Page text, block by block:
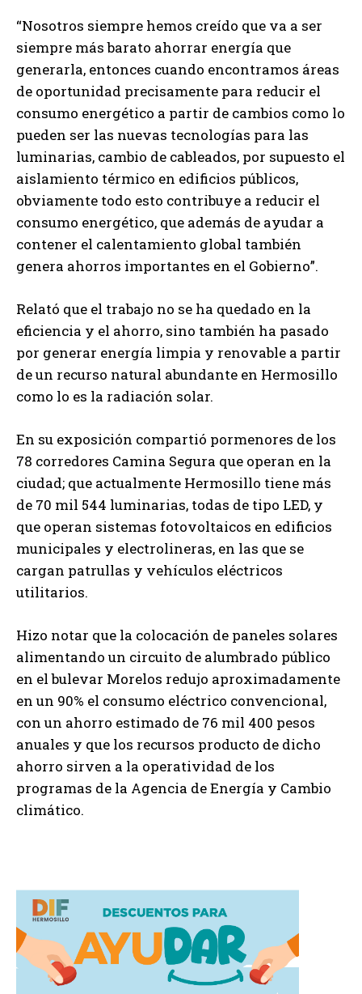
“Nosotros siempre hemos creído que va a ser
siempre más barato ahorrar energía que
generarla, entonces cuando encontramos áreas
de oportunidad precisamente para reducir el
consumo energético a partir de cambios como lo
pueden ser las nuevas tecnologías para las
luminarias, cambio de cableados, por supuesto el
aislamiento térmico en edificios públicos,
obviamente todo esto contribuye a reducir el
consumo energético, que además de ayudar a
contener el calentamiento global también
genera ahorros importantes en el Gobierno”.
Relató que el trabajo no se ha quedado en la
eficiencia y el ahorro, sino también ha pasado
por generar energía limpia y renovable a partir
de un recurso natural abundante en Hermosillo
como lo es la radiación solar.
En su exposición compartió pormenores de los
78 corredores Camina Segura que operan en la
ciudad; que actualmente Hermosillo tiene más
de 70 mil 544 luminarias, todas de tipo LED, y
que operan sistemas fotovoltaicos en edificios
municipales y electrolineras, en las que se
cargan patrullas y vehículos eléctricos
utilitarios.
Hizo notar que la colocación de paneles solares
alimentando un circuito de alumbrado público
en el bulevar Morelos redujo aproximadamente
en un 90% el consumo eléctrico convencional,
con un ahorro estimado de 76 mil 400 pesos
anuales y que los recursos producto de dicho
ahorro sirven a la operatividad de los
programas de la Agencia de Energía y Cambio
climático.